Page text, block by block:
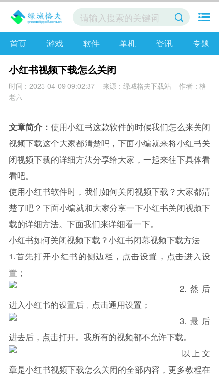
首页 游戏 软件 单机 资讯 专题
小红书视频下载怎么关闭
时间：2023-04-09 09:02:37 来源：绿城格夫下载站
作者：格
老六
文章简介： 使用小红书这款软件的时候我们怎么来关闭
视频下载这个大家都清楚吗，下面小编就来将小红书关
闭视频下载的详细方法分享给大家，一起来往下具体看
看吧。
使用小红书软件时，我们如何关闭视频下载？大家都清
楚了吧？下面小编就和大家分享一下小红书关闭视频下
载的详细方法。下面我们来详细看一下。
小红书如何关闭视频下载？小红书闭幕视频下载方法
1.首先打开小红书的侧边栏，点击设置，点击进入设
置；
2.然后
进入小红书的设置后，点击通用设置；
3.最后
进去后，点击打开。我所有的视频都不允许下载。
以上文
章是小红书视频下载怎么关闭的全部内容，更多教程在